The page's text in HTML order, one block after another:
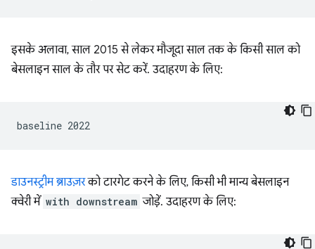
इसके अलावा, साल 2015 से लेकर मौजूदा साल तक के किसी साल को
बेसलाइन साल के तौर पर सेट करें. उदाहरण के लिए:
डाउनस्ट्रीम ब्राउज़रको टारगेट करने के लिए, किसी भी मान्य बेसलाइन
क्वेरी में with downstream जोड़ें. उदाहरण के लिए: